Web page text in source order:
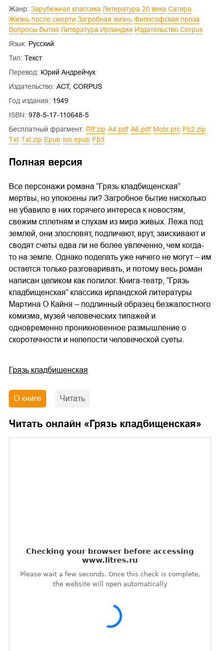
Жанр: Зарубежная классика Литература 20 века
Сатира
Жизнь после смерти
Загробная жизнь
Философская проза
Вопросы бытия
Литература Ирландии
Издательство Corpus
Язык: Русский
Тип: Текст
Перевод: Юрий Андрейчук
Издательство: АСТ, CORPUS
Год издания: 1949
ISBN: 978-5-17-110648-5
Бесплатный фрагмент:
rtf.zip a4.pdf a6.pdf mobi.prc
fb2.zip
txt
txt.zip epub ios.epub fb3
Полная версия
Все персонажи романа “Грязь кладбищенская”
мертвы, но упокоены ли? Загробное бытие нисколько
не убавило в них горячего интереса к новостям,
свежим сплетням и слухам из мира живых. Лежа под
землей, они злословят, подличают, врут, заискивают и
сводят счеты едва ли не более увлеченно, чем когда-
то на земле. Однако поделать уже ничего не могут – им
остается только разговаривать, и потому весь роман
написан целиком как полилог. Книга-театр, “Грязь
кладбищенская” классика ирландской литературы
Мартина О Кайня – подлинный образец безжалостного
комизма, музей человеческих типажей и
одновременно проникновенное размышление о
скоротечности и нелепости человеческой суеты.
Грязь кладбищенская
О книге Читать
Читать онлайн « Грязь кладбищенская»